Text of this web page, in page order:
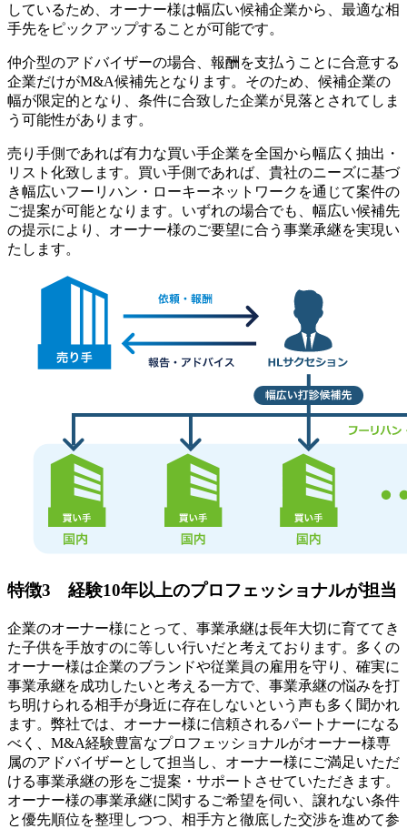
しているため、オーナー様は幅広い候補企業から、最適な相
手先をピックアップすることが可能です。
仲介型のアドバイザーの場合、報酬を支払うことに合意する
企業だけがM&A候補先となります。そのため、候補企業の
幅が限定的となり、条件に合致した企業が見落とされてしま
う可能性があります。
売り手側であれば有力な買い手企業を全国から幅広く抽出・
リスト化致します。買い手側であれば、貴社のニーズに基づ
き幅広いフーリハン・ローキーネットワークを通じて案件の
ご提案が可能となります。いずれの場合でも、幅広い候補先
の提示により、オーナー様のご要望に合う事業承継を実現い
たします。
特徴3 経験10年以上のプロフェッショナルが担当
企業のオーナー様にとって、事業承継は長年大切に育ててき
た子供を手放すのに等しい行いだと考えております。多くの
オーナー様は企業のブランドや従業員の雇用を守り、確実に
事業承継を成功したいと考える一方で、事業承継の悩みを打
ち明けられる相手が身近に存在しないという声も多く聞かれ
ます。弊社では、オーナー様に信頼されるパートナーになる
べく、M&A経験豊富なプロフェッショナルがオーナー様専
属のアドバイザーとして担当し、オーナー様にご満足いただ
ける事業承継の形をご提案・サポートさせていただきます。
オーナー様の事業承継に関するご希望を伺い、譲れない条件
と優先順位を整理しつつ、相手方と徹底した交渉を進めて参